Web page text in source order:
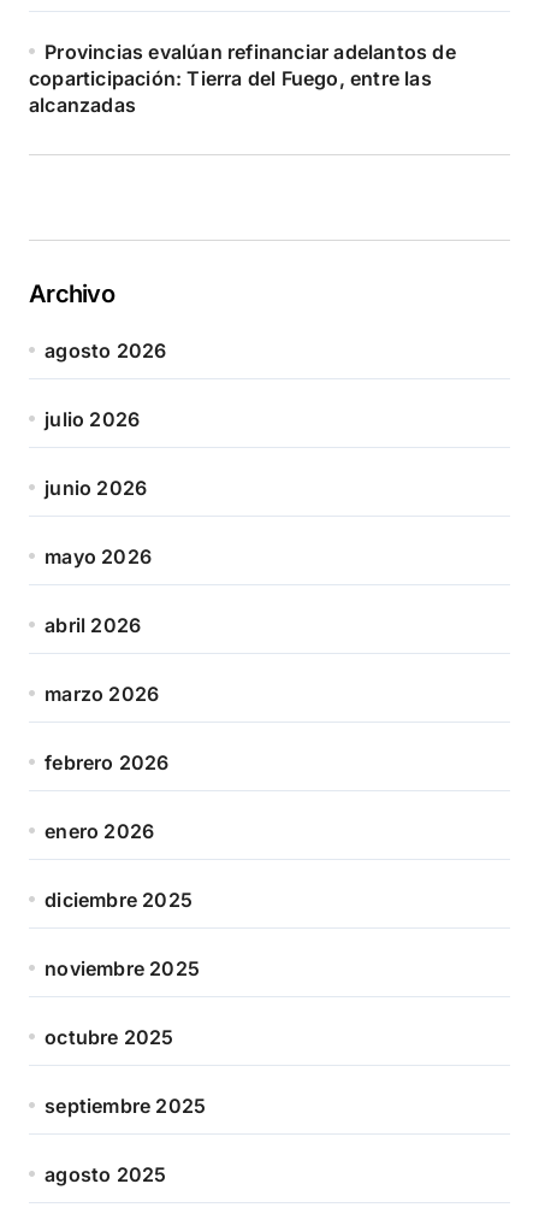
Provincias evalúan refinanciar adelantos de
coparticipación: Tierra del Fuego, entre las
alcanzadas
Archivo
agosto 2026
julio 2026
junio 2026
mayo 2026
abril 2026
marzo 2026
febrero 2026
enero 2026
diciembre 2025
noviembre 2025
octubre 2025
septiembre 2025
agosto 2025